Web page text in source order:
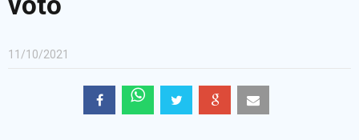
11/10/2021